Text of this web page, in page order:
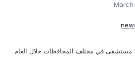
الصحة: تطوير وإنشاء 20 مستشفى في مختلف المحافظات خلال العام